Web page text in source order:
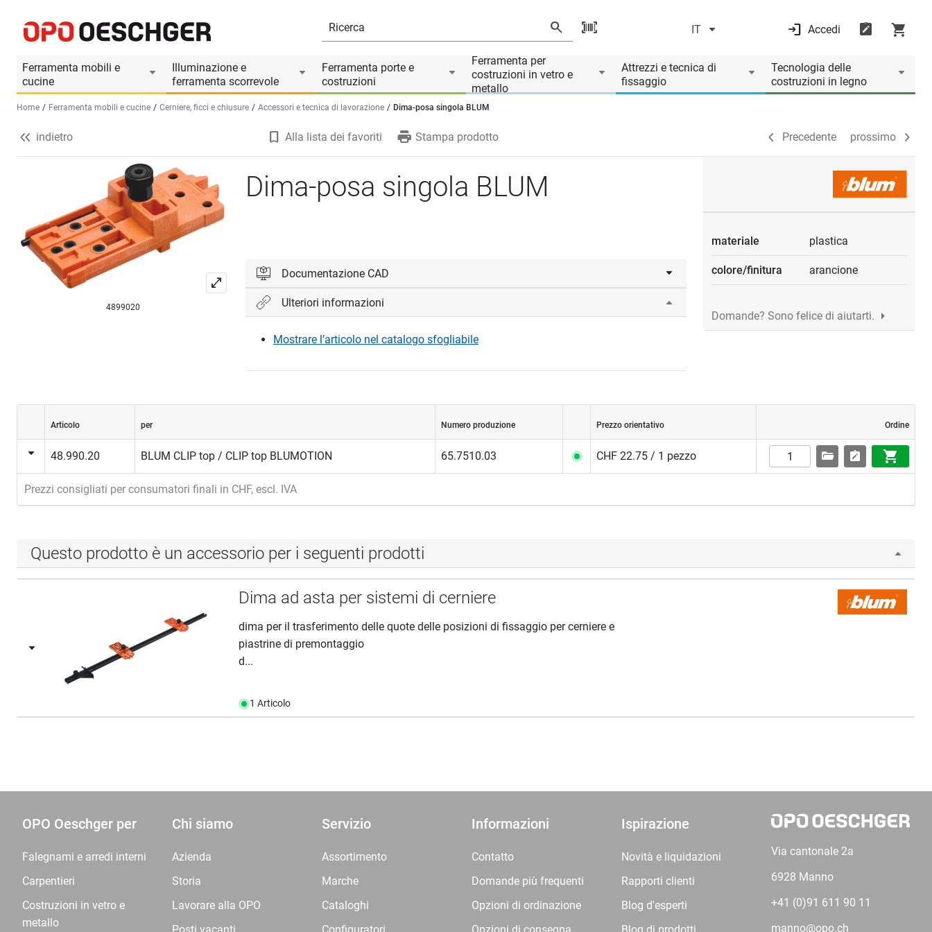
IT Accedi
Ferramenta mobili e
cucine
Illuminazione e
ferramenta scorrevole
Ferramenta porte e
costruzioni
Ferramenta per
costruzioni in vetro e
metallo
Attrezzi e tecnica di
fissaggio
Tecnologia delle
costruzioni in legno
Seleziona una lingua (IT)
Home Ferramenta mobili e cucine Cerniere, ficci e chiusure Accessori e tecnica di lavorazione Dima-posa singola BLUM
Informazioni prodotto
Il prodotto è accessorio di Precedente prossimo
indietro Alla lista dei favoriti Stampa prodotto Precedente prossimo
4899020
Dima-posa singola BLUM
Documentazione CAD
Accedi per visualizzare e scaricare i file CAD.
Ulteriori informazioni
Mostrare l’articolo nel catalogo sfogliabile
materiale plastica
colore/finitura arancione
Domande? Sono felice di aiutarti.
Articolo per Numero produzione Prezzo orientativo Ordine
48.990.20 BLUM CLIP top / CLIP top BLUMOTION 65.7510.03 CHF 22.75 / 1 pezzo
Prezzi consigliati per consumatori finali in CHF, escl. IVA
Questo prodotto è un accessorio per i seguenti prodotti
Dima ad asta per sistemi di cerniere
dima per il trasferimento delle quote delle posizioni di fissaggio per cerniere e
piastrine di premontaggio
d...
1 Articolo
OPO Oeschger per
Falegnami e arredi interni
Carpentieri
Costruzioni in vetro e
metallo
Chi siamo
Azienda
Storia
Lavorare alla OPO
Servizio
Assortimento
Marche
Cataloghi
Informazioni
Contatto
Domande più frequenti
Opzioni di ordinazione
Ispirazione
Novità e liquidazioni
Rapporti clienti
Blog d'esperti
Via cantonale 2a
6928 Manno
+41 (0)91 611 90 11
manno@opo.ch